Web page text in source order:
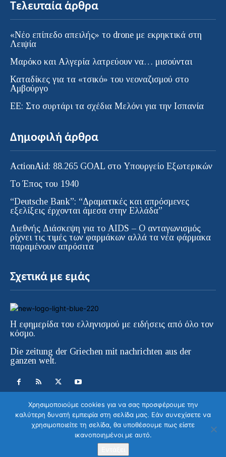
Τελευταία άρθρα
«Νέο επίπεδο απειλής» το drone με εκρηκτικά στη
Λειψία
Μαρόκο και Αλγερία λατρεύουν να… μισούνται
Καταδίκες για τα «τσικό» του νεοναζισμού στο
Αμβούργο
ΕΕ: Στο συρτάρι τα σχέδια Μελόνι για την Ισπανία
Δημοφιλή άρθρα
ActionAid: 88.265 GOAL στο Υπουργείο Εξωτερικών
Το Έπος του 1940
“Deutsche Bank”: “Δραματικές και απρόσμενες
εξελίξεις έρχονται άμεσα στην Ελλάδα”
Διεθνής Διάσκεψη για το AIDS – Ο ανταγωνισμός
ρίχνει τις τιμές των φαρμάκων αλλά τα νέα φάρμακα
παραμένουν απρόσιτα
Σχετικά με εμάς
Η εφημερίδα του ελληνισμού με ειδήσεις από όλο τον
κόσμο.
Die zeitung der Griechen mit nachrichten aus der
ganzen welt.
© ELLINIKI GNOMI • Die Zeitung der
Griechen in Europa | All Rights Reserved |
Κατασκευή ιστοσελίδας WebColors
Χρησιμοποιούμε cookies για να σας προσφέρουμε την
καλύτερη δυνατή εμπειρία στη σελίδα μας. Εάν συνεχίσετε να
χρησιμοποιείτε τη σελίδα, θα υποθέσουμε πως είστε
ικανοποιημένοι με αυτό.
Στείλετε το μήνυμα σας